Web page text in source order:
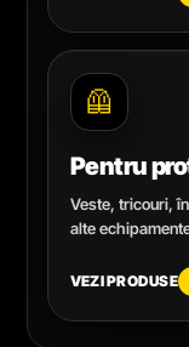
🦺
Pentru
Veste, tricouri,
alte
VEZI PRODUSE